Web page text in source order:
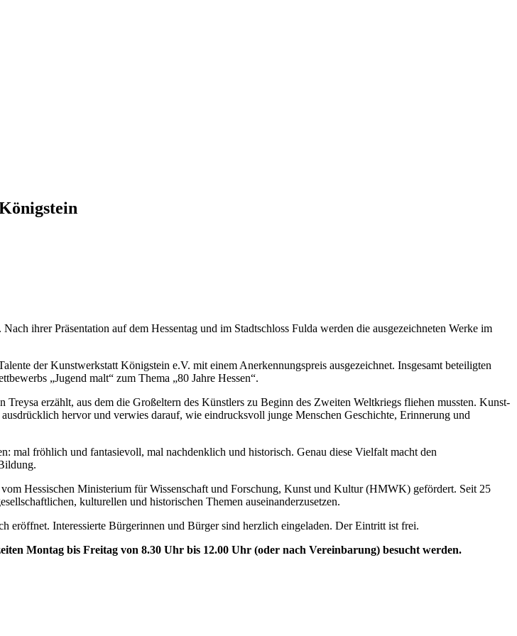
ihrer Präsentation auf dem Hessentag und im Stadtschloss Fulda werden die ausgezeichneten Werke im
der Kunstwerkstatt Königstein e.V. mit einem Anerkennungspreis ausgezeichnet. Insgesamt beteiligten
„Jugend malt“ zum Thema „80 Jahre Hessen“.
erzählt, aus dem die Großeltern des Künstlers zu Beginn des Zweiten Weltkriegs fliehen mussten. Kunst-
hervor und verwies darauf, wie eindrucksvoll junge Menschen Geschichte, Erinnerung und
mal fröhlich und fantasievoll, mal nachdenklich und historisch. Genau diese Vielfalt macht den
Hessischen Ministerium für Wissenschaft und Forschung, Kunst und Kultur (HMWK) gefördert. Seit 25
kulturellen und historischen Themen auseinanderzusetzen.
eröffnet. Interessierte Bürgerinnen und Bürger sind herzlich eingeladen. Der Eintritt ist frei.
Montag bis Freitag von 8.30 Uhr bis 12.00 Uhr (oder nach Vereinbarung) besucht werden.